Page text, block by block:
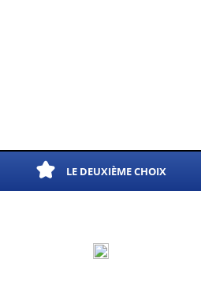
LE DEUXIÈME CHOIX